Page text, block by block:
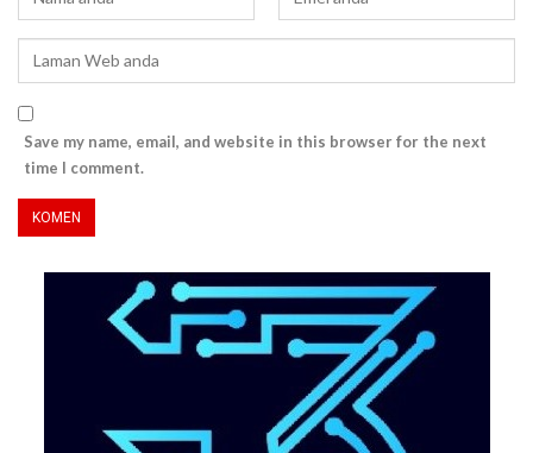
Save my name, email, and website in this browser for the next
time I comment.